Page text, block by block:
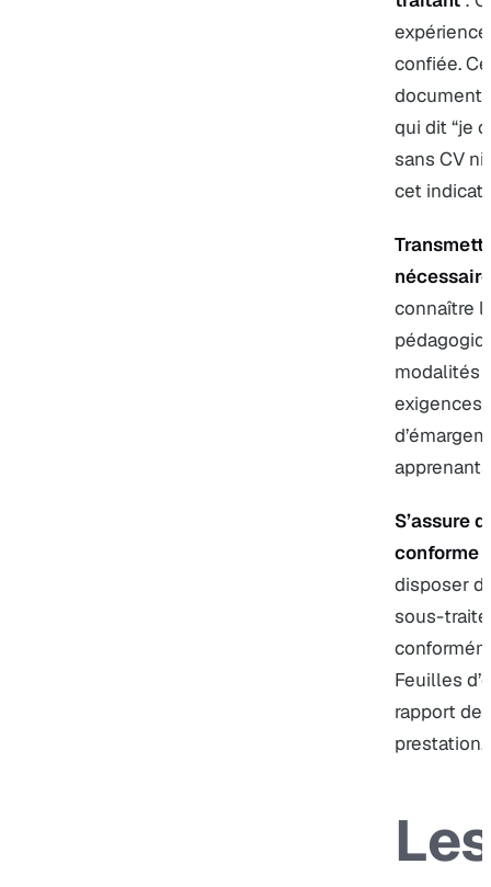
confiée.
qui dit “je
sans CV
cet
connaître
modalités
exigences
S’assure
conforme
disposer
sous-
Feuilles
rapport de
prestation.